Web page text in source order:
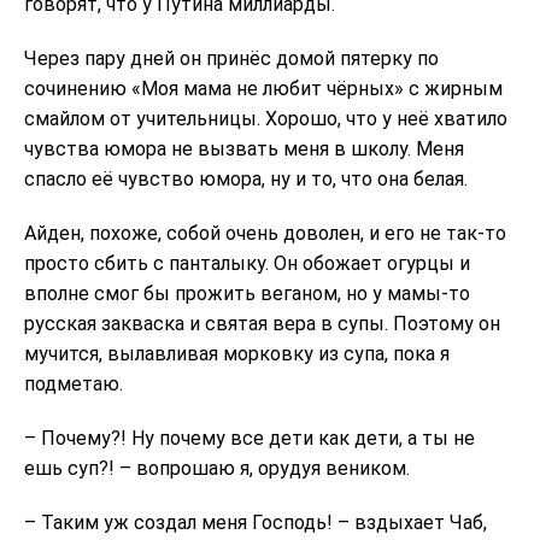
Через пару дней он принёс домой пятерку по
сочинению «Моя мама не любит чёрных» с жирным
смайлом от учительницы. Хорошо, что у неё хватило
чувства юмора не вызвать меня в школу. Меня
спасло её чувство юмора, ну и то, что она белая.
Айден, похоже, собой очень доволен, и его не так-то
просто сбить с панталыку. Он обожает огурцы и
вполне смог бы прожить веганом, но у мамы-то
русская закваска и святая вера в супы. Поэтому он
мучится, вылавливая морковку из супа, пока я
подметаю.
– Почему?! Ну почему все дети как дети, а ты не
ешь суп?! – вопрошаю я, орудуя веником.
– Таким уж создал меня Господь! – вздыхает Чаб,